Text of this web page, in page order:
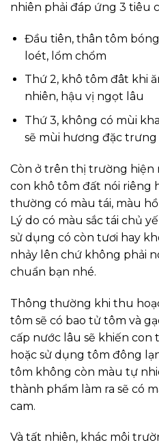
nhiên phải đáp ứng 3 tiêu
Đầu tiên, thân tôm
loét, lổm chổm
Thứ 2, khô tôm đât khi
nhiên, hậu vị ngọt lâu
Thứ 3, không có mùi
sẽ mùi hương đặc trưng
Còn ở trên thị trường hiện
con khô tôm đất nói riêng
thường có màu tái, màu
Lý do có màu sắc tái chủ
sử dụng có còn tươi hay
nhảy lên chứ không phải
chuẩn bạn nhé.
Thông thường khi thu
tôm sẽ có bao tử tôm và
cấp nước lâu sẽ khiến con
hoặc sử dụng tôm đông
tôm không còn màu tự
thành phẩm làm ra sẽ có
cam.
Và tất nhiên, khác môi